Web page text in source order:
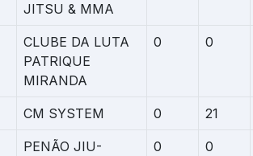
JITSU & MMA
CLUBE DA LUTA
PATRIQUE
MIRANDA
0 0
CM SYSTEM 0 21
PENÃO JIU-
0 0